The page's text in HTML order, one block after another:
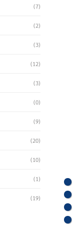
(7)
(2)
(3)
(12)
(3)
(0)
(9)
(20)
(10)
(1)
(19)